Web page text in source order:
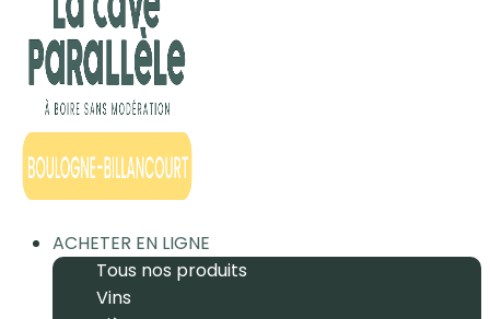
ACHETER EN LIGNE
Tous nos produits
Vins